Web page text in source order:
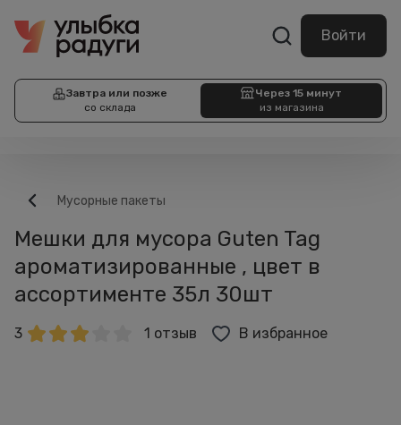
Войти
Завтра или позже
со склада
Через 15 минут
из магазина
Мусорные пакеты
Мешки для мусора Guten Tag
ароматизированные , цвет в
ассортименте 35л 30шт
3 1 отзыв В избранное